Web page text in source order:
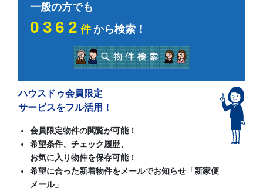
一般の方でも
0362件から検索！
ハウスドゥ会員限定
サービスをフル活用！
会員限定物件の閲覧が可能！
希望条件、チェック履歴、
お気に入り物件を保存可能！
希望に合った新着物件をメールでお知らせ「新家便
メール」